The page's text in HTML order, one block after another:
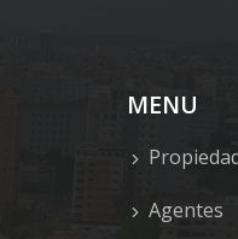
MENU
Agentes